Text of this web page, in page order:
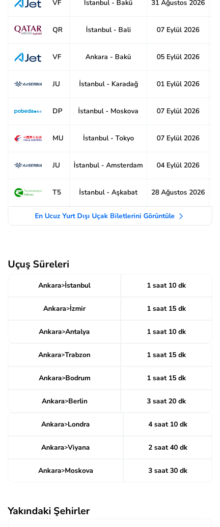
VF İstanbul - Bakü 31 Ağustos 2026
QR İstanbul - Bali 07 Eylül 2026
VF Ankara - Bakü 05 Eylül 2026
JU İstanbul - Karadağ 01 Eylül 2026
DP İstanbul - Moskova 07 Eylül 2026
MU İstanbul - Tokyo 07 Eylül 2026
JU İstanbul - Amsterdam 04 Eylül 2026
T5 İstanbul - Aşkabat 28 Ağustos 2026
En Ucuz Yurt Dışı Uçak Biletlerini Görüntüle
Uçuş Süreleri
Ankara>İstanbul 1 saat 10 dk
Ankara>İzmir 1 saat 15 dk
Ankara>Antalya 1 saat 10 dk
Ankara>Trabzon 1 saat 15 dk
Ankara>Bodrum 1 saat 15 dk
Ankara>Berlin 3 saat 20 dk
Ankara>Londra 4 saat 10 dk
Ankara>Viyana 2 saat 40 dk
Ankara>Moskova 3 saat 30 dk
Yakındaki Şehirler